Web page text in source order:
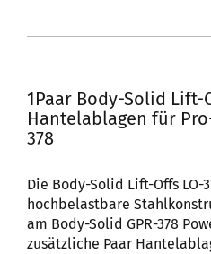
1Paar Body-Solid Lift-
Hantelablagen für
378
Die Body-Solid Lift-Offs LO-
hochbelastbare
am Body-Solid GPR-378
zusätzliche Paar